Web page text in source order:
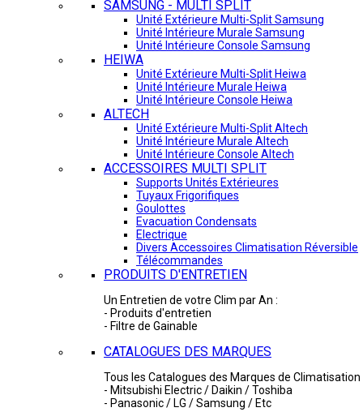
SAMSUNG - MULTI SPLIT
Unité Extérieure Multi-Split Samsung
Unité Intérieure Murale Samsung
Unité Intérieure Console Samsung
HEIWA
Unité Extérieure Multi-Split Heiwa
Unité Intérieure Murale Heiwa
Unité Intérieure Console Heiwa
ALTECH
Unité Extérieure Multi-Split Altech
Unité Intérieure Murale Altech
Unité Intérieure Console Altech
ACCESSOIRES MULTI SPLIT
Supports Unités Extérieures
Tuyaux Frigorifiques
Goulottes
Evacuation Condensats
Electrique
Divers Accessoires Climatisation Réversible
Télécommandes
PRODUITS D'ENTRETIEN
Un Entretien de votre Clim par An :
- Produits d'entretien
- Filtre de Gainable
CATALOGUES DES MARQUES
Tous les Catalogues des Marques de Climatisation
- Mitsubishi Electric / Daikin / Toshiba
- Panasonic / LG / Samsung / Etc